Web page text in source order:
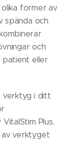
former av
spända och
och
patient eller
verktyg i ditt
Plus.
av verktyget